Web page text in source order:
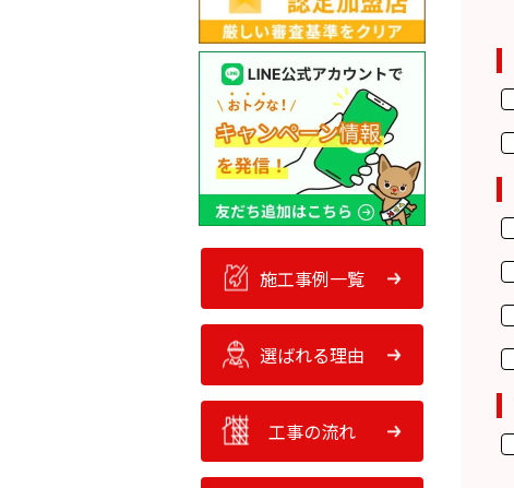
施工事例一覧
選ばれる理由
工事の流れ